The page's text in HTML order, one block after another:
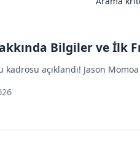
Bilgiler ve İlk
açıklandı! Jason